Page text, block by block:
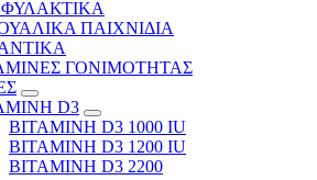
ΠΑΙΧΝΙΔΙΑ
ΓΟΝΙΜΟΤΗΤΑΣ
D3
ΒΙΤΑΜΙΝΗ D3 1000 IU
ΒΙΤΑΜΙΝΗ D3 1200 IU
ΒΙΤΑΜΙΝΗ D3 2200